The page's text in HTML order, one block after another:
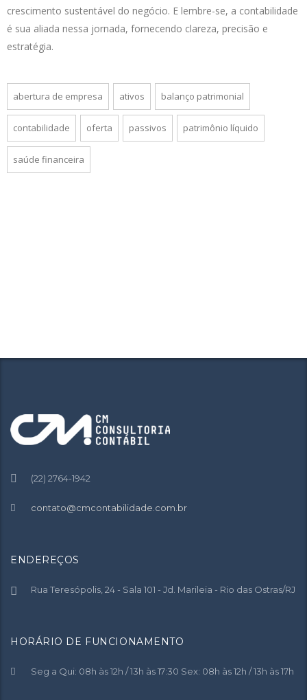
crescimento sustentável do negócio. E lembre-se, a contabilidade
é sua aliada nessa jornada, fornecendo clareza, precisão e
estratégia.
abertura de empresa ativos balanço patrimonial
contabilidade oferta passivos patrimônio líquido
saúde financeira
(22) 2764-1942
contato@cmcontabilidade.com.br
ENDEREÇOS
Rua Teresópolis, 24 - Sala 101 - Jd. Marileia - Rio das Ostras/RJ
HORÁRIO DE FUNCIONAMENTO
Seg a Qui: 08h às 12h / 13h às 17:30 Sex: 08h às 12h / 13h às 17h